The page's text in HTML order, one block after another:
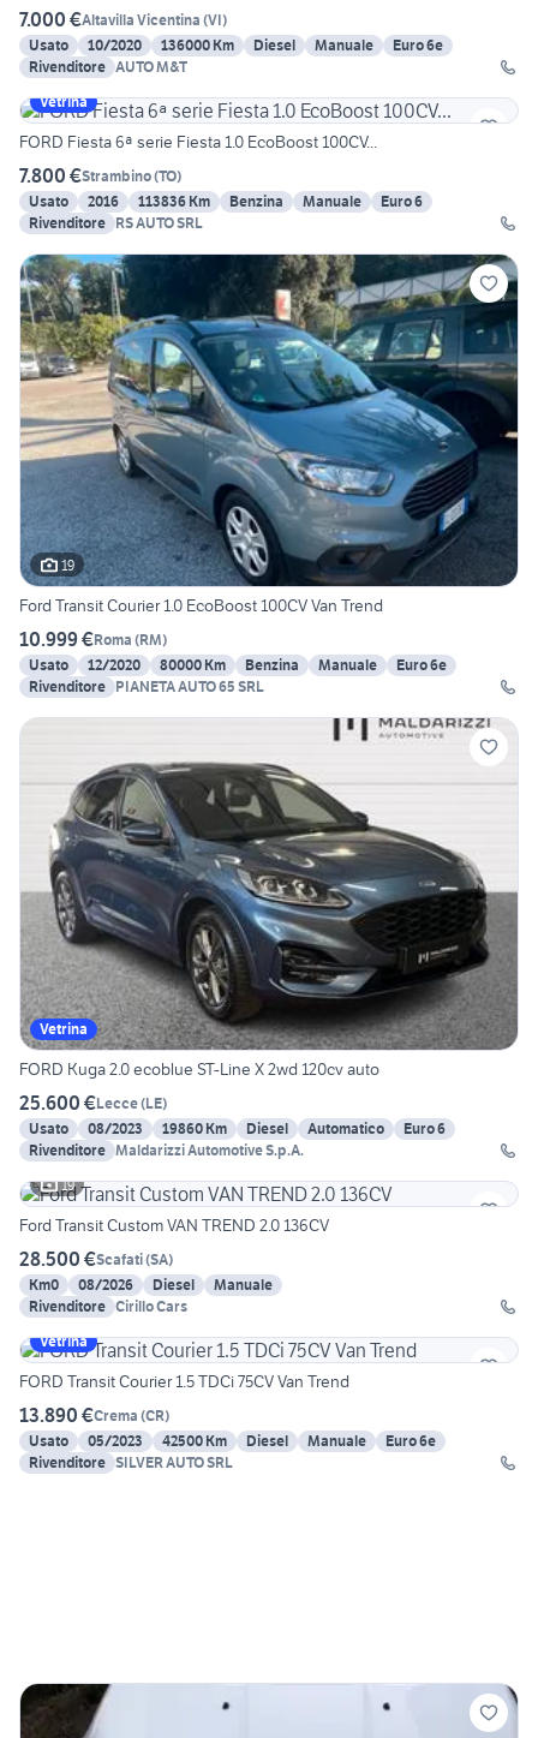
7.000 €Altavilla Vicentina (VI)
Usato
10/2020 136000 Km Diesel Manuale
Euro 6e
Rivenditore AUTO M&T
Vetrina
FORD Fiesta 6ª serie Fiesta 1.0 EcoBoost 100CV...
7.800 €Strambino(TO)
Usato
2016 113836 Km Benzina Manuale
Euro 6
Rivenditore RS AUTO SRL
19
Ford Transit Courier 1.0 EcoBoost 100CV Van Trend
10.999 €Roma (RM)
Usato
12/2020 80000 Km Benzina Manuale
Euro 6e
Rivenditore PIANETA AUTO 65 SRL
Vetrina
FORD Kuga 2.0 ecoblue ST-Line X 2wd 120cv auto
25.600 €Lecce(LE)
Usato
08/2023 19860 Km Diesel Automatico
Euro 6
Rivenditore Maldarizzi Automotive S.p.A.
19
Ford Transit Custom VAN TREND 2.0 136CV
28.500 €Scafati(SA)
Km0
08/2026 Diesel
Manuale
Rivenditore Cirillo Cars
Vetrina
FORD Transit Courier 1.5 TDCi 75CV Van Trend
13.890 €Crema (CR)
Usato
05/2023 42500 Km Diesel Manuale
Euro 6e
Rivenditore SILVER AUTO SRL